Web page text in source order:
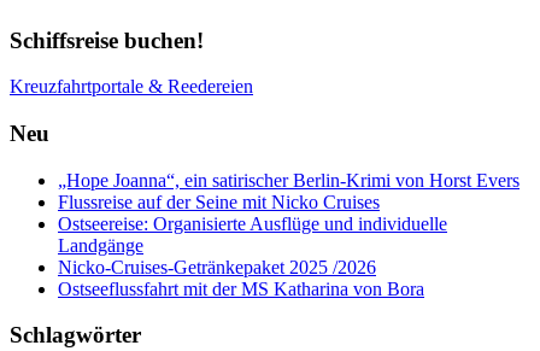
Schiffsreise buchen!
Kreuzfahrtportale & Reedereien
Neu
„Hope Joanna“, ein satirischer Berlin-Krimi von Horst Evers
Flussreise auf der Seine mit Nicko Cruises
Ostseereise: Organisierte Ausflüge und individuelle
Landgänge
Nicko-Cruises-Getränkepaket 2025 /2026
Ostseeflussfahrt mit der MS Katharina von Bora
Schlagwörter